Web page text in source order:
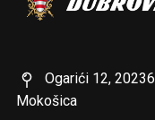
Ogarići 12, 20236
Mokošica